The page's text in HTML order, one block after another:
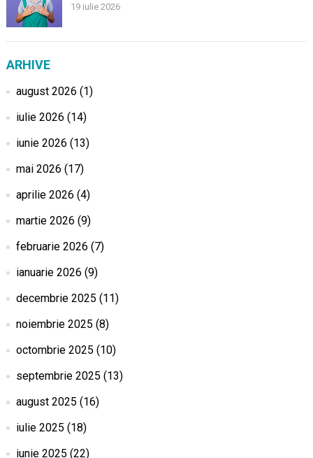
19 iulie 2026
ARHIVE
august 2026 (1)
iulie 2026 (14)
iunie 2026 (13)
mai 2026 (17)
aprilie 2026 (4)
martie 2026 (9)
februarie 2026 (7)
ianuarie 2026 (9)
decembrie 2025 (11)
noiembrie 2025 (8)
octombrie 2025 (10)
septembrie 2025 (13)
august 2025 (16)
iulie 2025 (18)
iunie 2025 (22)